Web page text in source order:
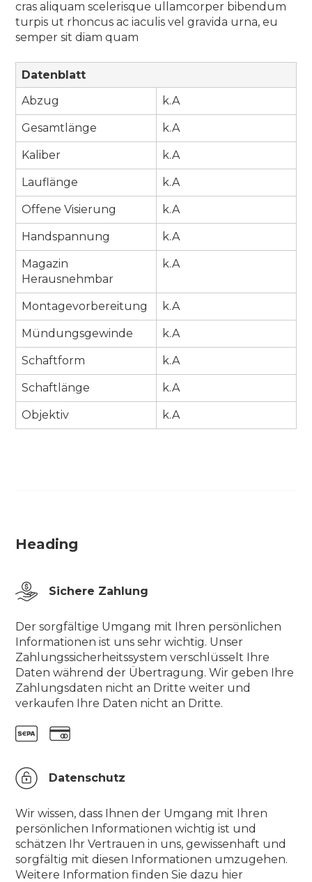
cras aliquam scelerisque ullamcorper bibendum
turpis ut rhoncus ac iaculis vel gravida urna, eu
semper sit diam quam
Datenblatt
Abzug
k.A
Gesamtlänge k.A
Kaliber k.A
Lauflänge k.A
Offene Visierung k.A
Handspannung k.A
Magazin
Herausnehmbar
k.A
Montagevorbereitung k.A
Mündungsgewinde k.A
Schaftform k.A
Schaftlänge k.A
Objektiv k.A
Heading
Sichere Zahlung
Der sorgfältige Umgang mit Ihren persönlichen
Informationen ist uns sehr wichtig. Unser
Zahlungssicherheitssystem verschlüsselt Ihre
Daten während der Übertragung. Wir geben Ihre
Zahlungsdaten nicht an Dritte weiter und
verkaufen Ihre Daten nicht an Dritte.
Datenschutz
Wir wissen, dass Ihnen der Umgang mit Ihren
persönlichen Informationen wichtig ist und
schätzen Ihr Vertrauen in uns, gewissenhaft und
sorgfältig mit diesen Informationen umzugehen.
Weitere Information finden Sie dazu hier